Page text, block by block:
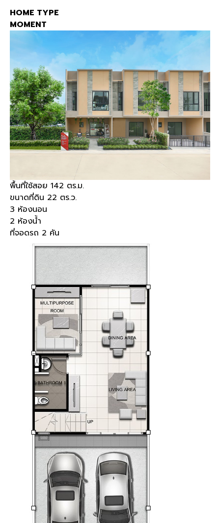
HOME TYPE
MOMENT
พื้นที่ใช้สอย 142 ตร.ม.
ขนาดที่ดิน 22 ตร.ว.
3 ห้องนอน
2 ห้องน้ำ
ที่จอดรถ 2 คัน